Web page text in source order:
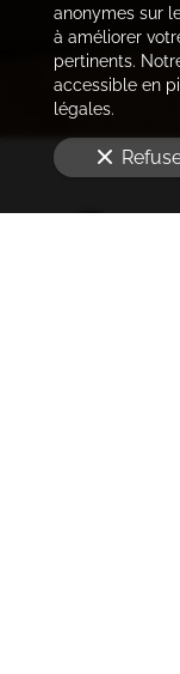
anonymes sur
à améliorer
pertinents.
accessible en
légales.